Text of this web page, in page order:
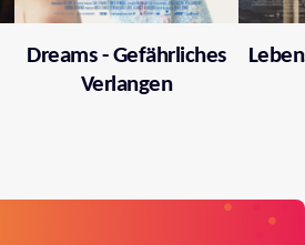
Dreams - Gefährliches
Verlangen